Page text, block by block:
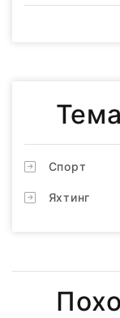
Спорт
Яхтинг